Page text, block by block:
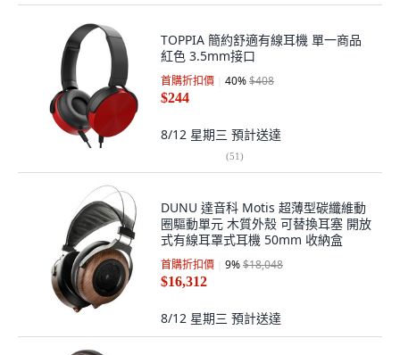
TOPPIA 簡約舒適有線耳機 單一商品
紅色 3.5mm接口
首購折扣價 40%$408
$244
8/12 星期三 預計送達
(51)
DUNU 達音科 Motis 超薄型碳纖維動
圈驅動單元 木質外殼 可替換耳塞 開放
式有線耳罩式耳機 50mm 收納盒
首購折扣價 9%$18,048
$16,312
8/12 星期三 預計送達